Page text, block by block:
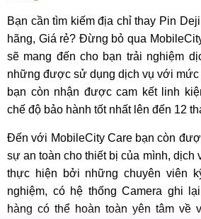
Bạn cần tìm kiếm địa chỉ thay Pin
hãng, Giá rẻ? Đừng bỏ qua
sẽ mang đến cho bạn trải nghiệm
những được sử dụng dịch vụ với mức
bạn còn nhận được cam kết linh
chế độ bảo hành tốt nhất lên đến 12
Đến với MobileCity Care bạn còn
sự an toàn cho thiết bị của mình, dịch
thực hiện bởi những chuyên viên
nghiệm, có hệ thống Camera ghi
hàng có thể hoàn toàn yên tâm về